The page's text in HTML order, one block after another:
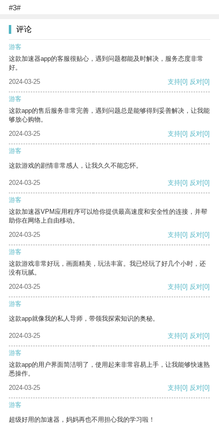
#3#
评论
游客
这款加速器app的客服很贴心，遇到问题都能及时解决，服务态度非常
好。
2024-03-25
支持[0] 反对[0]
游客
这款app的售后服务非常完善，遇到问题总是能够得到妥善解决，让我能
够放心购物。
2024-03-25
支持[0] 反对[0]
游客
这款游戏的剧情非常感人，让我久久不能忘怀。
2024-03-25 支持[0] 反对[0]
游客
这款加速器VPM应用程序可以给你提供最高速度和安全性的连接，并帮
助你在网络上自由移动。
2024-03-25
支持[0] 反对[0]
游客
这款游戏非常好玩，画面精美，玩法丰富。我已经玩了好几个小时，还
没有玩腻。
2024-03-25
支持[0] 反对[0]
游客
这款app就像我的私人导师，带领我探索知识的奥秘。
2024-03-25 支持[0] 反对[0]
游客
这款app的用户界面简洁明了，使用起来非常容易上手，让我能够快速熟
悉操作。
2024-03-25
支持[0] 反对[0]
游客
超级好用的加速器，妈妈再也不用担心我的学习啦！